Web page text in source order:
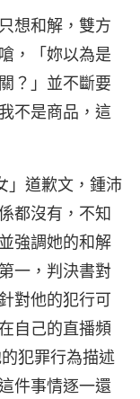
想和解，雙方
，「妳以為是
？」並不斷要
不是商品，這
」道歉文，鍾沛
都沒有，不知
強調她的和解
一，判決書對
對他的犯行可
自己的直播頻
犯罪行為描述
件事情逐一還